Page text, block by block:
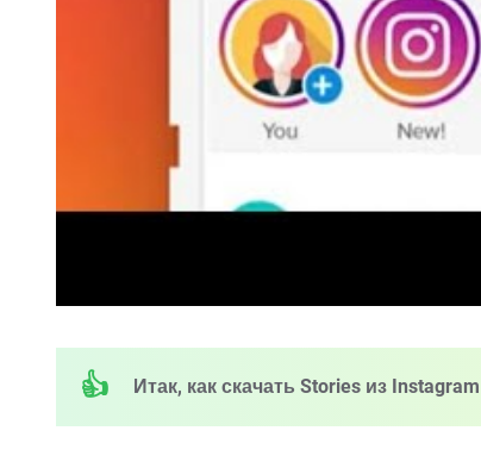
Итак, как скачать Stories из